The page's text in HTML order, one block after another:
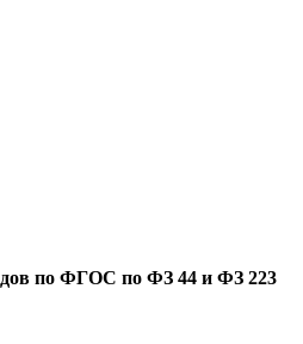
по ФГОC по ФЗ 44 и ФЗ 223